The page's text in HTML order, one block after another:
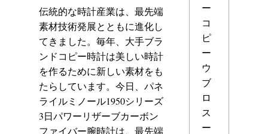
伝統的な時計産業は、最先端
素材技術発展とともに進化し
てきました。毎年、大手ブラ
ンドコピー時計は美しい時計
を作るために新しい素材をも
たらしています。今日、パネ
ライルミノール1950シリーズ
3日パワーリザーブカーボン
ファイバー腕時計は、最先端
ー
コ
ピ
ー
ウ
ブ
ロ
ス
ー